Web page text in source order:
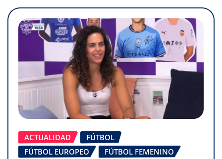
ACTUALIDAD
FÚTBOL
FÚTBOL EUROPEO
FÚTBOL FEMENINO